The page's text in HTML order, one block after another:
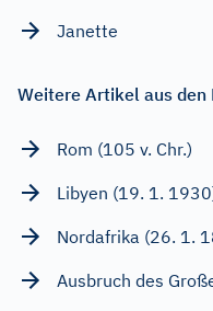
Janette
Weitere Artikel aus
Rom (105 v. Chr.)
Libyen (19. 1.
Nordafrika (26. 1.
Ausbruch des